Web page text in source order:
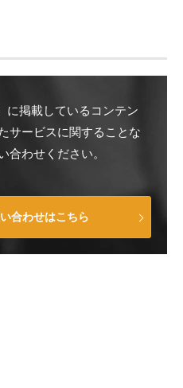
に掲載しているコンテン
サービスに関することな
合わせください。
合わせはこちら